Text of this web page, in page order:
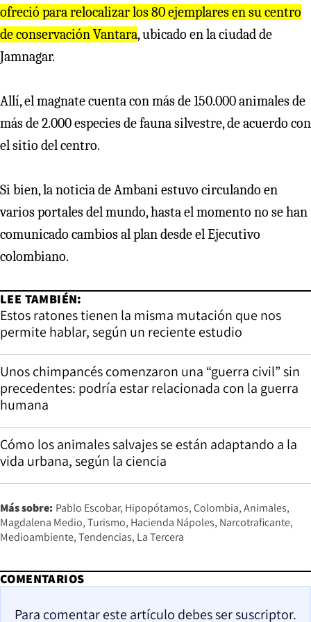
ofreció para relocalizar los 80 ejemplares en su centro
de conservación Vantara, ubicado en la ciudad de
Jamnagar.
Allí, el magnate cuenta con más de 150.000 animales de
más de 2.000 especies de fauna silvestre, de acuerdo con
el sitio del centro.
Si bien, la noticia de Ambani estuvo circulando en
varios portales del mundo, hasta el momento no se han
comunicado cambios al plan desde el Ejecutivo
colombiano.
LEE TAMBIÉN:
Estos ratones tienen la misma mutación que nos
permite hablar, según un reciente estudio
Unos chimpancés comenzaron una “guerra civil” sin
precedentes: podría estar relacionada con la guerra
humana
Cómo los animales salvajes se están adaptando a la
vida urbana, según la ciencia
Más sobre: Pablo Escobar Hipopótamos Colombia Animales
Magdalena Medio Turismo Hacienda Nápoles Narcotraficante
Medioambiente Tendencias La Tercera
COMENTARIOS
Para comentar este artículo debes ser suscriptor.